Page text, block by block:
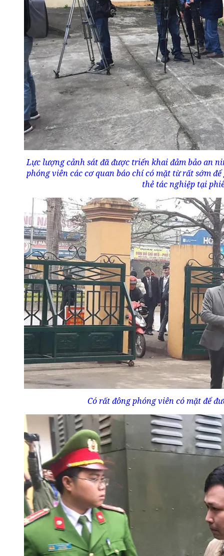
Lực lượng cảnh sát đã được triển khai đảm bảo an
phóng viên các cơ quan báo chí có mặt từ rất sớm
thẻ tác nghiệp tại
Có rất đông phóng viên có mặt để